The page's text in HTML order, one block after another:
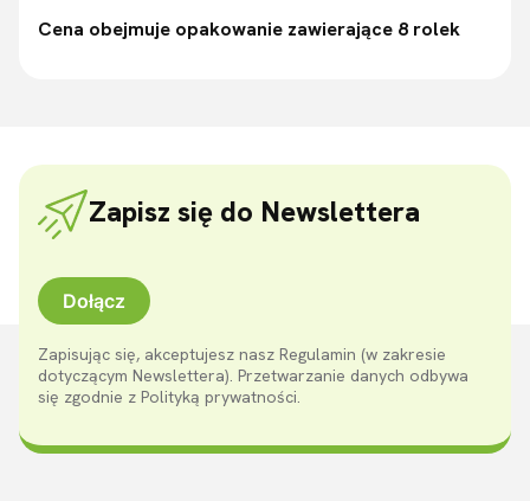
Cena obejmuje opakowanie zawierające 8 rolek
Zapisz się do Newslettera
Dołącz
Zapisując się, akceptujesz nasz Regulamin (w zakresie
dotyczącym Newslettera). Przetwarzanie danych odbywa
się zgodnie z Polityką prywatności.